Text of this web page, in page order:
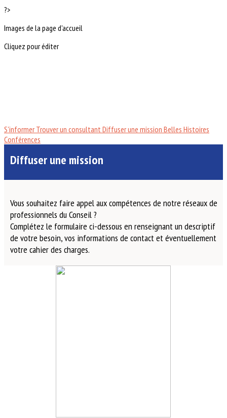
?>
Images de la page d'accueil
Cliquez pour éditer
S'informerTrouver un consultantDiffuser une mission Belles Histoires
Conférences
Diffuser une mission
Vous souhaitez faire appel aux compétences de notre réseaux de
professionnels du Conseil ?
Complétez le formulaire ci-dessous en renseignant un descriptif
de votre besoin, vos informations de contact et éventuellement
votre cahier des charges.